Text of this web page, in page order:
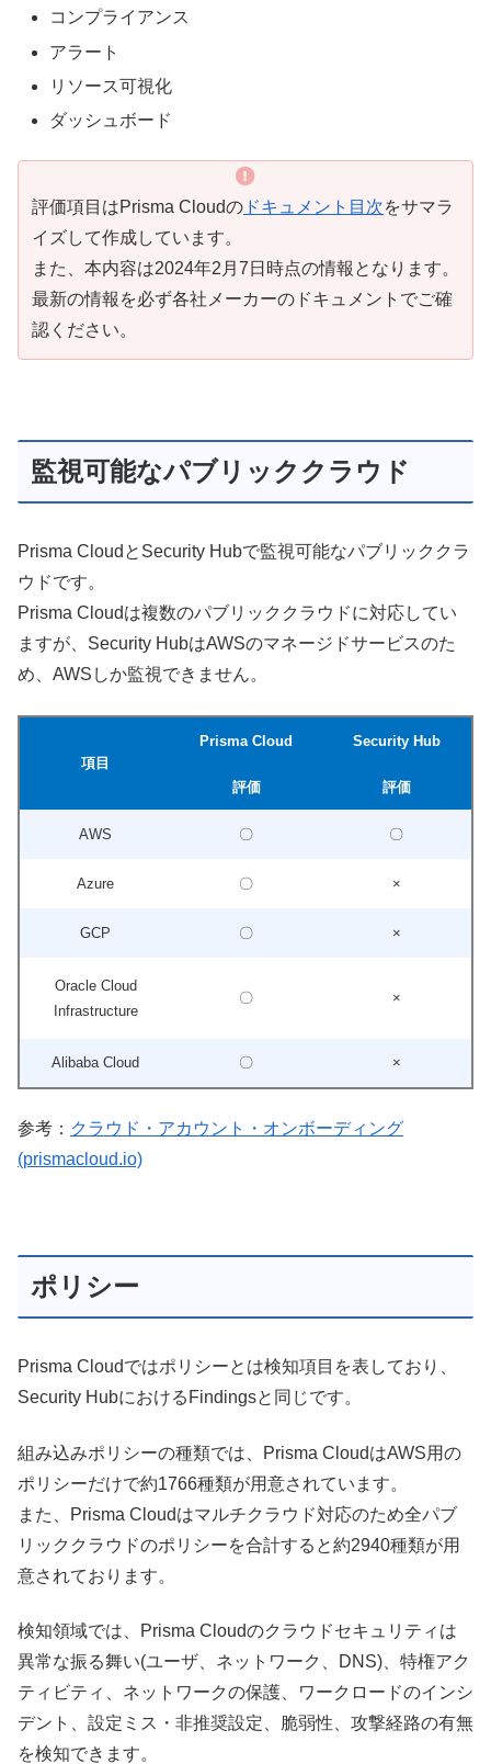
コンプライアンス
アラート
リソース可視化
ダッシュボード
評価項目はPrisma Cloudの ドキュメント目次をサマラ
イズして作成しています。
また、本内容は2024年2月7日時点の情報となります。
最新の情報を必ず各社メーカーのドキュメントでご確
認ください。
監視可能なパブリッククラウド
Prisma CloudとSecurity Hubで監視可能なパブリッククラ
ウドです。
Prisma Cloudは複数のパブリッククラウドに対応してい
ますが、Security HubはAWSのマネージドサービスのた
め、AWSしか監視できません。
項目
Prisma Cloud Security Hub
評価 評価
AWS 〇 〇
Azure 〇 ×
GCP 〇 ×
Oracle Cloud
Infrastructure
〇 ×
Alibaba Cloud 〇 ×
参考： クラウド・アカウント・オンボーディング
(prismacloud.io)
ポリシー
Prisma Cloudではポリシーとは検知項目を表しており、
Security HubにおけるFindingsと同じです。
組み込みポリシーの種類では、Prisma CloudはAWS用の
ポリシーだけで約1766種類が用意されています。
また、Prisma Cloudはマルチクラウド対応のため全パブ
リッククラウドのポリシーを合計すると約2940種類が用
意されております。
検知領域では、Prisma Cloudのクラウドセキュリティは
異常な振る舞い(ユーザ、ネットワーク、DNS)、特権アク
ティビティ、ネットワークの保護、ワークロードのインシ
デント、設定ミス・非推奨設定、脆弱性、攻撃経路の有無
を検知できます。